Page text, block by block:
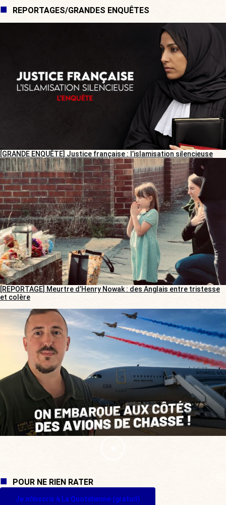
REPORTAGES/GRANDES ENQUÊTES
[GRANDE ENQUÊTE] Justice française : l’islamisation silencieuse
[REPORTAGE] Meurtre d’Henry Nowak : des Anglais entre tristesse
et colère
POUR NE RIEN RATER
Je m'inscris à La Quotidienne (gratuit)